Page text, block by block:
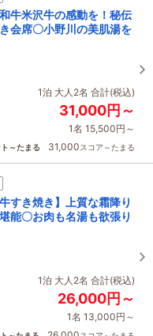
牛米沢牛の感動を！秘伝
会席〇小野川の美肌湯を
1泊 大人2名 合計(税込)
31,000円～
1名 15,500円～
～たまる 31,000スコア～たまる
すき焼き】上質な霜降り
能〇お肉も名湯も欲張り
1泊 大人2名 合計(税込)
26,000円～
1名 13,000円～